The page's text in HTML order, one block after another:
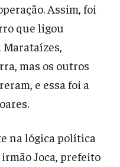
Assim, foi
que ligou
mas os outros
e essa foi a
na lógica política
Joca, prefeito